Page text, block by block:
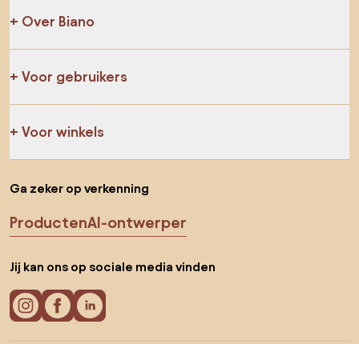
Over Biano
Voor gebruikers
Voor winkels
Ga zeker op verkenning
ProductenAI-ontwerper
Jij kan ons op sociale media vinden